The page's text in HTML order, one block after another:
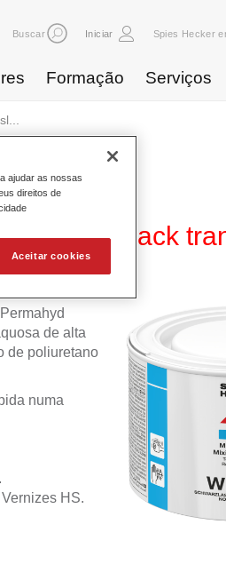
Buscar Iniciar Spies Hecker
Formação Serviços
825 black
de alta
de poliuretano
numa
HS.
ajudar as nossas
direitos de
Aceitar cookies